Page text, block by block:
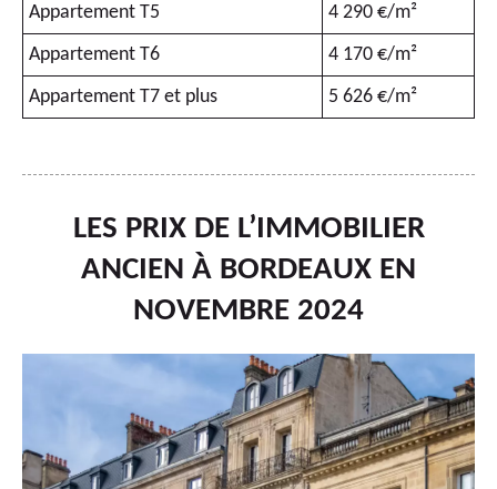
Appartement T5
4 290 €/m²
Appartement T6
4 170 €/m²
Appartement T7 et plus
5 626 €/m²
LES PRIX DE L’IMMOBILIER
ANCIEN À BORDEAUX EN
NOVEMBRE 2024